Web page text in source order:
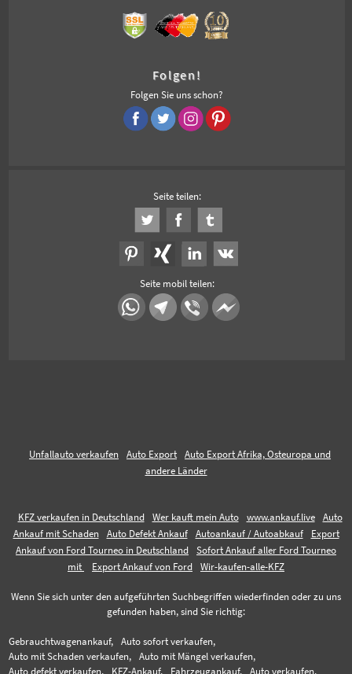
Folgen!
Folgen Sie uns schon?
Seite teilen:
Seite mobil teilen:
Unfallauto verkaufen Auto Export
Auto Export Afrika, Osteuropa und
andere Länder
KFZ verkaufen in Deutschland Wer kauft mein Auto www.ankauf.live
Auto
Ankauf mit Schaden
Auto Defekt Ankauf Autoankauf / Autoabkauf
Export
Ankauf von Ford Tourneo in Deutschland
Sofort Ankauf aller Ford Tourneo
mit
Export Ankauf von Ford Wir-kaufen-alle-KFZ
Wenn Sie sich unter den aufgeführten Suchbegriffen wiederfinden oder zu uns
gefunden haben, sind Sie richtig:
Gebrauchtwagenankauf,
Auto sofort verkaufen,
Auto mit Schaden verkaufen,
Auto mit Mängel verkaufen,
Auto defekt verkaufen,
KFZ-Ankauf, Fahrzeugankauf, Auto verkaufen,